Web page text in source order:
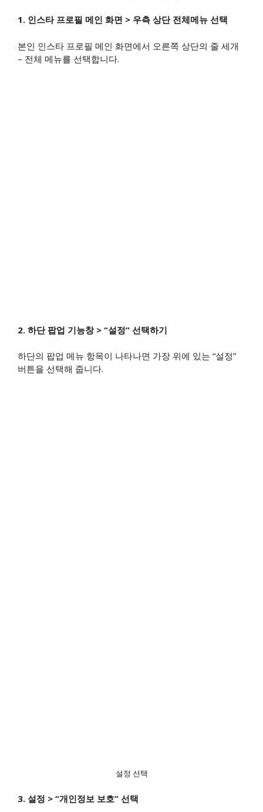
1. 인스타 프로필 메인 화면 > 우측 상단 전체메뉴 선택
본인 인스타 프로필 메인 화면에서 오른쪽 상단의 줄 세개
– 전체 메뉴를 선택합니다.​
2. 하단 팝업 기능창 > “설정” 선택하기
하단의 팝업 메뉴 항목이 나타나면 가장 위에 있는 “설정”
버튼을 선택해 줍니다.
설정 선택
3. 설정 > “개인정보 보호” 선택